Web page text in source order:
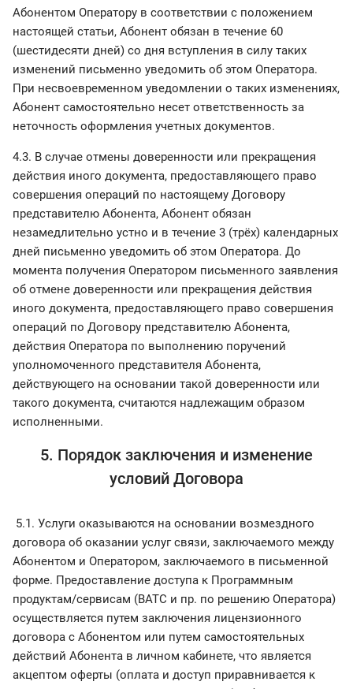
Абонентом Оператору в соответствии с положением
настоящей статьи, Абонент обязан в течение 60
(шестидесяти дней) со дня вступления в силу таких
изменений письменно уведомить об этом Оператора.
При несвоевременном уведомлении о таких изменениях,
Абонент самостоятельно несет ответственность за
неточность оформления учетных документов.
4.3. В случае отмены доверенности или прекращения
действия иного документа, предоставляющего право
совершения операций по настоящему Договору
представителю Абонента, Абонент обязан
незамедлительно устно и в течение 3 (трёх) календарных
дней письменно уведомить об этом Оператора. До
момента получения Оператором письменного заявления
об отмене доверенности или прекращения действия
иного документа, предоставляющего право совершения
операций по Договору представителю Абонента,
действия Оператора по выполнению поручений
уполномоченного представителя Абонента,
действующего на основании такой доверенности или
такого документа, считаются надлежащим образом
исполненными.
5. Порядок заключения и изменение
условий Договора
5.1. Услуги оказываются на основании возмездного
договора об оказании услуг связи, заключаемого между
Абонентом и Оператором, заключаемого в письменной
форме. Предоставление доступа к Программным
продуктам/сервисам (ВАТС и пр. по решению Оператора)
осуществляется путем заключения лицензионного
договора с Абонентом или путем самостоятельных
действий Абонента в личном кабинете, что является
акцептом оферты (оплата и доступ приравнивается к